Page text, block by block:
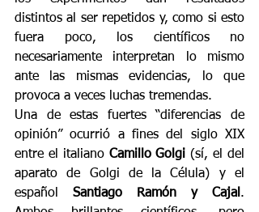
distintos al ser repetidos y, como si esto
fuera poco, los científicos no
necesariamente interpretan lo mismo
ante las mismas evidencias, lo que
provoca a veces luchas tremendas.
Una de estas fuertes “diferencias de
opinión” ocurrió a fines del siglo XIX
entre el italiano Camillo Golgi (sí, el del
aparato de Golgi de la Célula) y el
español Santiago Ramón y Cajal .